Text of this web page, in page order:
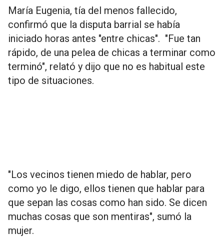
María Eugenia, tía del menos fallecido,
confirmó que la disputa barrial se había
iniciado horas antes "entre chicas". "Fue tan
rápido, de una pelea de chicas a terminar como
terminó", relató y dijo que no es habitual este
tipo de situaciones.
"Los vecinos tienen miedo de hablar, pero
como yo le digo, ellos tienen que hablar para
que sepan las cosas como han sido. Se dicen
muchas cosas que son mentiras", sumó la
mujer.